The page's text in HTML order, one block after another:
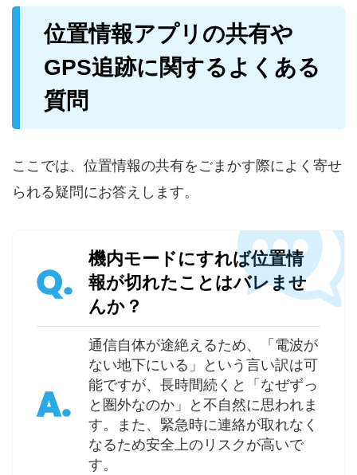
位置情報アプリの共有や
GPS追跡に関するよくある
質問
ここでは、位置情報の共有をごまかす際によく寄せ
られる疑問にお答えします。
Q.
機内モードにすれば位置情
報が切れたことはバレませ
んか？
A.
通信自体が途絶えるため、「電波が
ない地下にいる」という言い訳は可
能ですが、長時間続くと「なぜずっ
と圏外なのか」と不自然に思われま
す。また、緊急時に連絡が取れなく
なるため安全上のリスクが高いで
す。